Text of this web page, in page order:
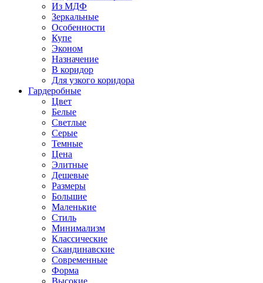
Из МДФ
Зеркальные
Особенности
Купе
Эконом
Назначение
В коридор
Для узкого коридора
Гардеробные
Цвет
Белые
Светлые
Серые
Темные
Цена
Элитные
Дешевые
Размеры
Большие
Маленькие
Стиль
Минимализм
Классические
Скандинавские
Современные
Форма
Высокие